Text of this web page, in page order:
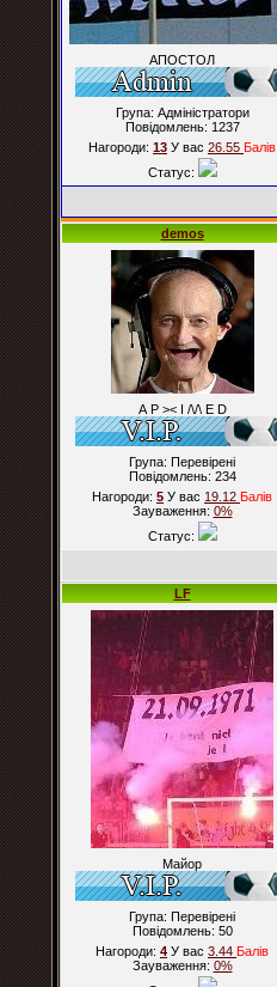
АПОСТОЛ
Група: Адміністратори
Повідомлень: 1237
Нагороди: 13 У вас 26.55 Балiв
Статус:
demos
А Р >< I /\/\ E D
Група: Перевірені
Повідомлень: 234
Нагороди: 5 У вас 19.12 Балiв
Зауваження: 0%
Статус:
LF
Майор
Група: Перевірені
Повідомлень: 50
Нагороди: 4 У вас 3.44 Балiв
Зауваження: 0%